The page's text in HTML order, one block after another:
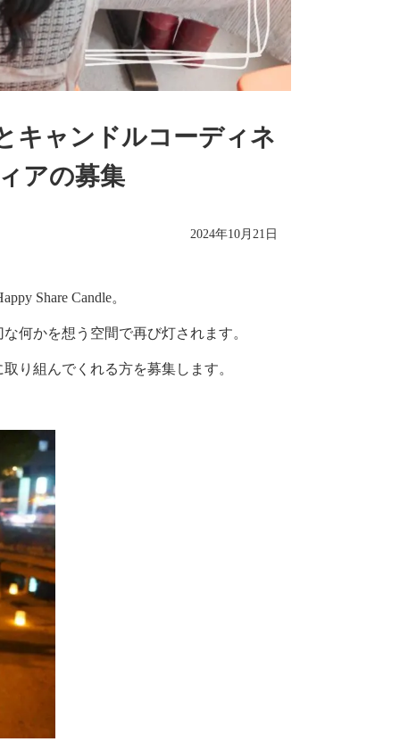
2025年6月
2025年5月
2025年4月
2025年3月
2025年2月
2024年11月
2024年10月
2024年9月
2024年7月
2024年6月
2024年5月
2024年3月
2024年2月
2023年11月
キャンドルコーディネ
アの募集
2024年10月21日
Share Candle。
何かを想う空間で再び灯されます。
り組んでくれる方を募集します。